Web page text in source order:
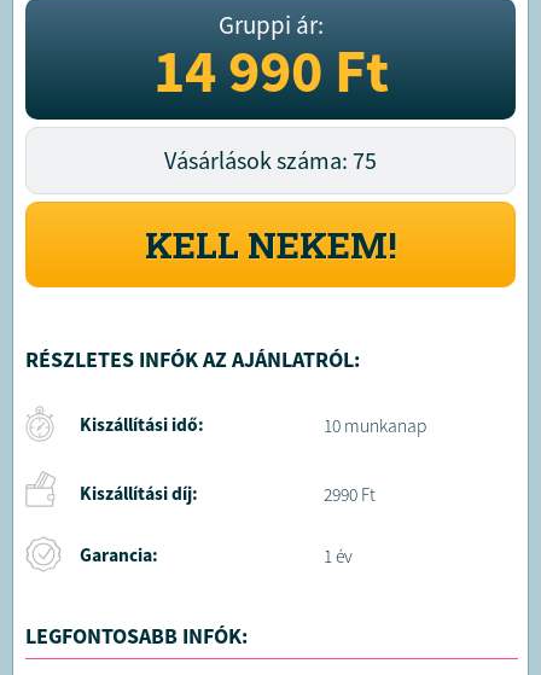
Gruppi ár:
14 990Ft
Vásárlások száma: 75
KELL NEKEM!
RÉSZLETES INFÓK AZ AJÁNLATRÓL:
Kiszállítási idő: 10 munkanap
Kiszállítási díj: 2990 Ft
Garancia: 1 év
LEGFONTOSABB INFÓK: